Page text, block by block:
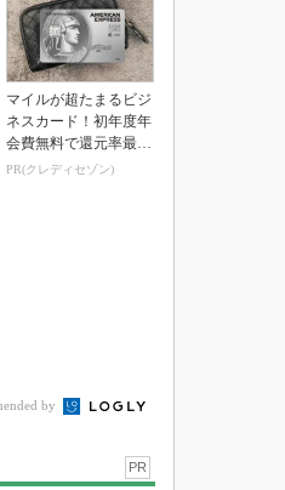
マイルが超たまるビジ
ネスカード！初年度年
会費無料で還元率最大
1.125%
PR(クレディセゾン)
by
PR